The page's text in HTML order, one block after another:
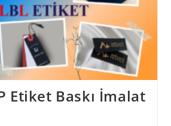
Etiket Baskı İmalat